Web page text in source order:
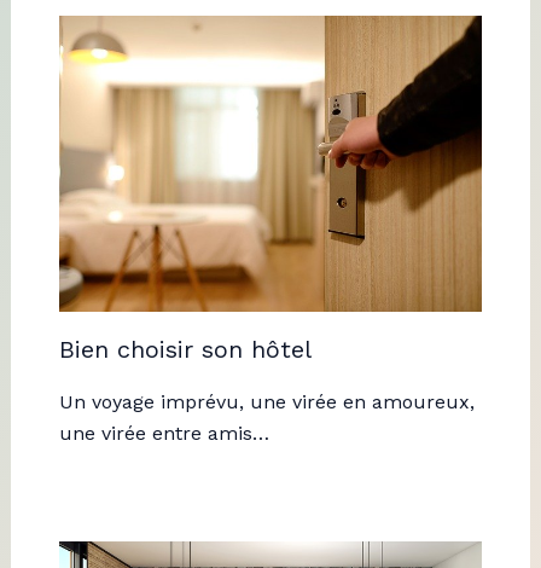
Bien choisir son hôtel
Un voyage imprévu, une virée en amoureux,
une virée entre amis…